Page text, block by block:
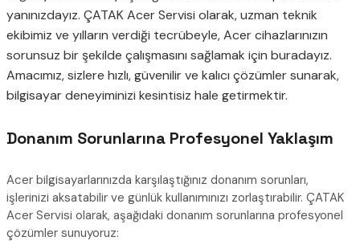
yanınızdayız. ÇATAK Acer Servisi olarak, uzman teknik
ekibimiz ve yılların verdiği tecrübeyle, Acer cihazlarınızın
sorunsuz bir şekilde çalışmasını sağlamak için buradayız.
Amacımız, sizlere hızlı, güvenilir ve kalıcı çözümler sunarak,
bilgisayar deneyiminizi kesintisiz hale getirmektir.
Donanım Sorunlarına Profesyonel Yaklaşım
Acer bilgisayarlarınızda karşılaştığınız donanım sorunları,
işlerinizi aksatabilir ve günlük kullanımınızı zorlaştırabilir. ÇATAK
Acer Servisi olarak, aşağıdaki donanım sorunlarına profesyonel
çözümler sunuyoruz: